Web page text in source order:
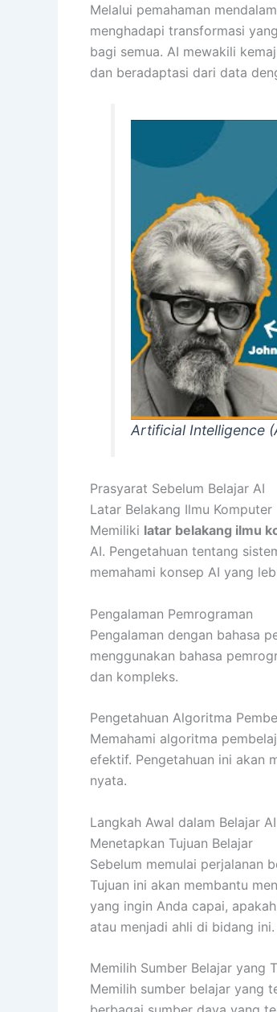
Melalui pemahaman
menghadapi transformasi
bagi semua. AI mewakili
dan beradaptasi dari data
Artificial Intelligence
Prasyarat Sebelum Belajar AI
Latar Belakang Ilmu Komputer
Memiliki latar belakang ilmu
AI. Pengetahuan tentang
memahami konsep AI yang
Pengalaman Pemrograman
Pengalaman dengan bahasa
menggunakan bahasa
dan kompleks.
Pengetahuan Algoritma
Memahami algoritma
efektif. Pengetahuan ini akan
nyata.
Langkah Awal dalam Belajar AI
Menetapkan Tujuan Belajar
Sebelum memulai perjalanan
Tujuan ini akan membantu
yang ingin Anda capai,
atau menjadi ahli di bidang ini.
Memilih Sumber Belajar yang
Memilih sumber belajar yang